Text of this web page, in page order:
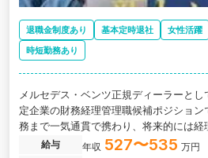
退職金制度あり 基本定時退社 女性活躍
時短勤務あり
メルセデス・ベンツ正規ディーラーと
定企業の財務経理管理職候補ポジショ
務まで一気通貫で携わり、将来的には経
躍いただきます。
給与 年収 527〜535 万円